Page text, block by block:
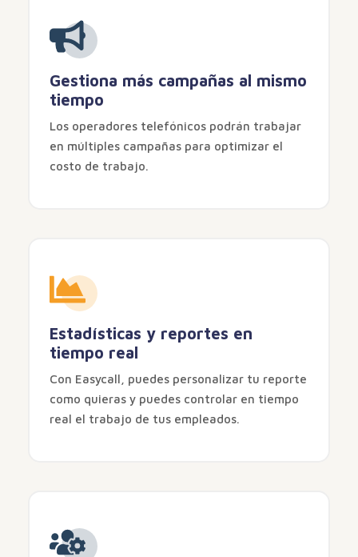
Gestiona más campañas al mismo
tiempo
Los operadores telefónicos podrán trabajar
en múltiples campañas para optimizar el
costo de trabajo.
Estadísticas y reportes en
tiempo real
Con Easycall, puedes personalizar tu reporte
como quieras y puedes controlar en tiempo
real el trabajo de tus empleados.